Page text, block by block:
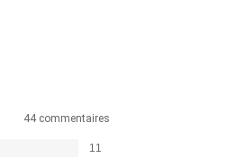
44 commentaires
11